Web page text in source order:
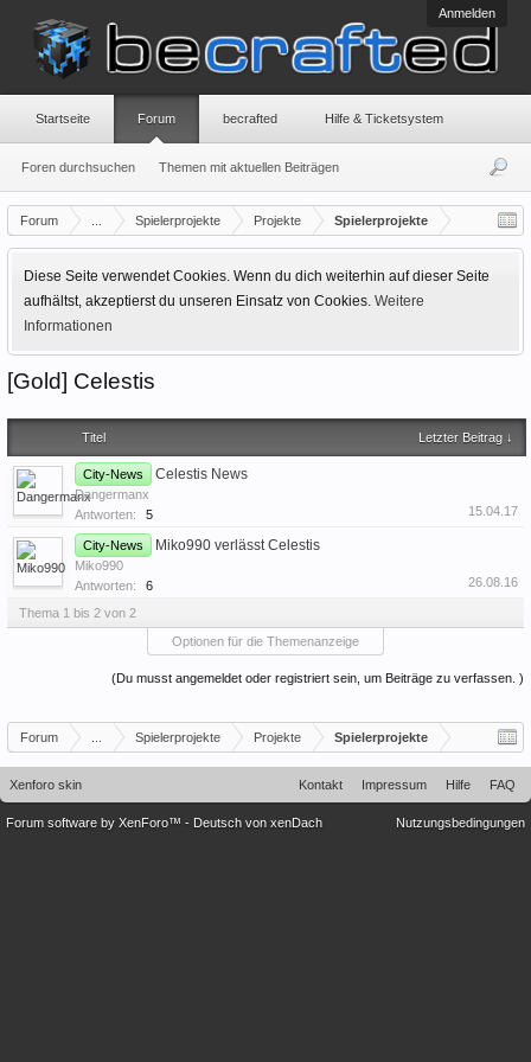
Anmelden
Forum Spielerprojekte Projekte Spielerprojekte
Diese Seite verwendet Cookies. Wenn du dich weiterhin auf dieser Seite
aufhältst, akzeptierst du unseren Einsatz von Cookies. Weitere
Informationen
[Gold] Celestis
Titel Letzter Beitrag ↓
City-News Celestis News
Dangermanx
Antworten:
5 15.04.17
City-News Miko990 verlässt Celestis
Miko990
Antworten:
6 26.08.16
Thema 1 bis 2 von 2
Optionen für die Themenanzeige
(Du musst angemeldet oder registriert sein, um Beiträge zu verfassen. )
Forum Spielerprojekte Projekte Spielerprojekte
Startseite Forum
Foren durchsuchen Themen mit aktuellen Beiträgen
becrafted Hilfe & Ticketsystem
Xenforo skin Kontakt Impressum Hilfe FAQ
Nutzungsbedingungen
Forum software by XenForo™ - Deutsch von xenDach